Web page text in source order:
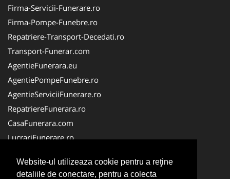
Website-ul utilizeaza cookie pentru a reţine
detaliile de conectare, pentru a colecta
Firma-Servicii-Funerare.ro
Firma-Pompe-Funebre.ro
Repatriere-Transport-Decedati.ro
Transport-Funerar.com
AgentieFunerara.eu
AgentiePompeFunebre.ro
AgentieServiciiFunerare.ro
RepatriereFunerara.ro
CasaFunerara.com
LucrariFunerare.ro
ParastasesiPomeni.ro